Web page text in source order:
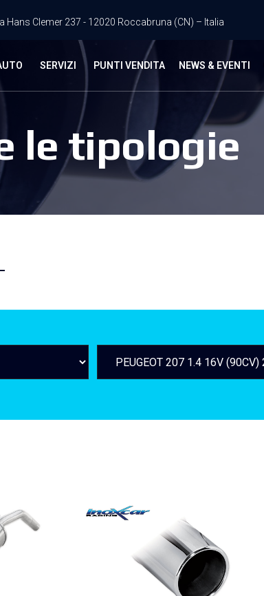
Hans Clemer 237 - 12020 Roccabruna (CN) – Italia
SERVIZI PUNTI VENDITA NEWS & EVENTI
le tipologie